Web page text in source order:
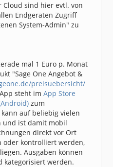
sind hier evtl. von
Endgeräten Zugriff
System-Admin" zu
mal 1 Euro p. Monat
"Sage One Angebot &
preisuebersicht/
steht im App Store
zum
auf beliebig vielen
und ist damit mobil
direkt vor Ort
oder kontrolliert werden,
Ausgaben können
kategorisiert werden.